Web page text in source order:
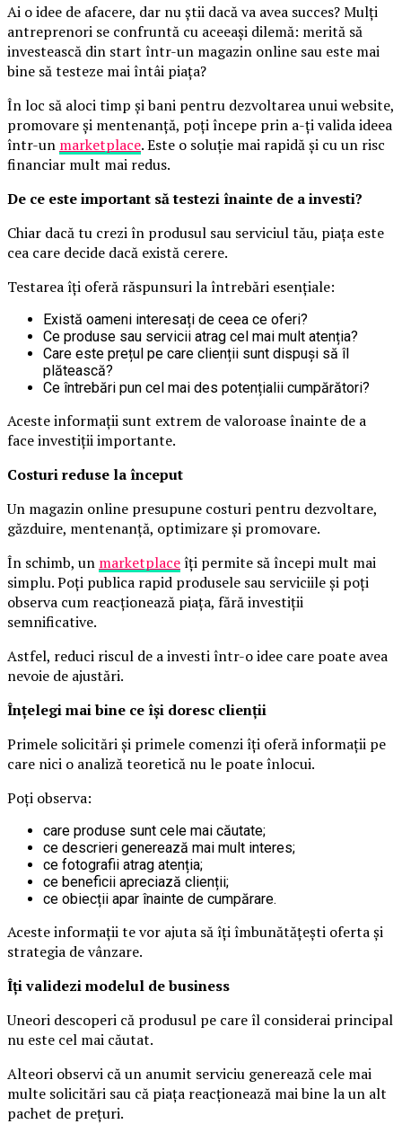
Ai o idee de afacere, dar nu știi dacă va avea succes? Mulți
antreprenori se confruntă cu aceeași dilemă: merită să
investească din start într-un magazin online sau este mai
bine să testeze mai întâi piața?
În loc să aloci timp și bani pentru dezvoltarea unui website,
promovare și mentenanță, poți începe prin a-ți valida ideea
într-un marketplace. Este o soluție mai rapidă și cu un risc
financiar mult mai redus.
De ce este important să testezi înainte de a investi?
Chiar dacă tu crezi în produsul sau serviciul tău, piața este
cea care decide dacă există cerere.
Testarea îți oferă răspunsuri la întrebări esențiale:
Există oameni interesați de ceea ce oferi?
Ce produse sau servicii atrag cel mai mult atenția?
Care este prețul pe care clienții sunt dispuși să îl
plătească?
Ce întrebări pun cel mai des potențialii cumpărători?
Aceste informații sunt extrem de valoroase înainte de a
face investiții importante.
Costuri reduse la început
Un magazin online presupune costuri pentru dezvoltare,
găzduire, mentenanță, optimizare și promovare.
În schimb, un marketplaceîți permite să începi mult mai
simplu. Poți publica rapid produsele sau serviciile și poți
observa cum reacționează piața, fără investiții
semnificative.
Astfel, reduci riscul de a investi într-o idee care poate avea
nevoie de ajustări.
Înțelegi mai bine ce își doresc clienții
Primele solicitări și primele comenzi îți oferă informații pe
care nici o analiză teoretică nu le poate înlocui.
Poți observa:
care produse sunt cele mai căutate;
ce descrieri generează mai mult interes;
ce fotografii atrag atenția;
ce beneficii apreciază clienții;
ce obiecții apar înainte de cumpărare.
Aceste informații te vor ajuta să îți îmbunătățești oferta și
strategia de vânzare.
Îți validezi modelul de business
Uneori descoperi că produsul pe care îl considerai principal
nu este cel mai căutat.
Alteori observi că un anumit serviciu generează cele mai
multe solicitări sau că piața reacționează mai bine la un alt
pachet de prețuri.